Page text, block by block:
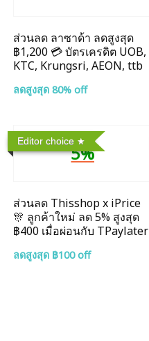
ส่วนลด ลาซาด้า ลดสูงสุด
฿1,200 💳 บัตรเครดิต UOB,
KTC, Krungsri, AEON, ttb
ลดสูงสุด 80% off
Editor choice
5%
ส่วนลด Thisshop x iPrice
🎊 ลูกค้าใหม่ ลด 5% สูงสุด
฿400 เมื่อผ่อนกับ TPaylater
ลดสูงสุด ฿100 off